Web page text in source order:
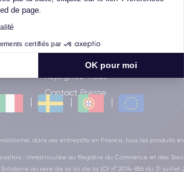
de page.
certifiés par
OK pour moi
Nos conseils
Rejoignez-nous
Contact Presse
dans ses entrepôts en France, tous les produits
, immatriculée au Registre du Commerce et des
au sens de la loi de la LOI n° 2014-856 du 31 juillet